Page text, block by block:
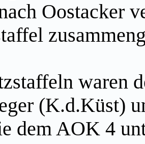
Oostacker
waren
(K.d.Küst)
dem AOK 4